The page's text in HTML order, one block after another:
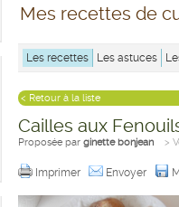
Mes recettes de
Les recettes Les astuces
< Retour à la liste
Cailles aux
Proposée par ginette bonjean >
Imprimer Envoyer